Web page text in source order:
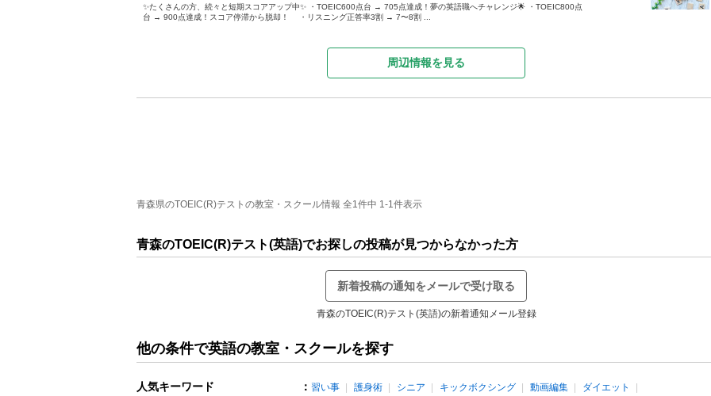
✨たくさんの方、続々と短期スコアアップ中✨ ・TOEIC600点台 → 705点達成！夢の英語職へチャレンジ🌟 ・TOEIC800点
台 → 900点達成！スコア停滞から脱却！ ・リスニング正答率3割 → 7〜8割 ...
周辺情報を見る
青森県のTOEIC(R)テストの教室・スクール情報 全1件中 1-1件表示
青森のTOEIC(R)テスト(英語)でお探しの投稿が見つからなかった方
新着投稿の通知をメールで受け取る
青森のTOEIC(R)テスト(英語)の新着通知メール登録
他の条件で英語の教室・スクールを探す
人気キーワード ： 習い事 護身術 シニア キックボクシング 動画編集
ダイエット